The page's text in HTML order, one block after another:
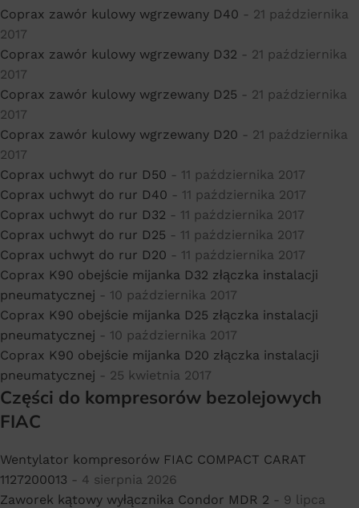
Coprax zawór kulowy wgrzewany D40 - 21 października
2017
Coprax zawór kulowy wgrzewany D32 - 21 października
2017
Coprax zawór kulowy wgrzewany D25 - 21 października
2017
Coprax zawór kulowy wgrzewany D20 - 21 października
2017
Coprax uchwyt do rur D50 - 11 października 2017
Coprax uchwyt do rur D40 - 11 października 2017
Coprax uchwyt do rur D32 - 11 października 2017
Coprax uchwyt do rur D25 - 11 października 2017
Coprax uchwyt do rur D20 - 11 października 2017
Coprax K90 obejście mijanka D32 złączka instalacji
pneumatycznej - 10 października 2017
Coprax K90 obejście mijanka D25 złączka instalacji
pneumatycznej - 10 października 2017
Coprax K90 obejście mijanka D20 złączka instalacji
pneumatycznej - 25 kwietnia 2017
Części do kompresorów bezolejowych
FIAC
Wentylator kompresorów FIAC COMPACT CARAT
1127200013 - 4 sierpnia 2026
Zaworek kątowy wyłącznika Condor MDR 2 - 9 lipca